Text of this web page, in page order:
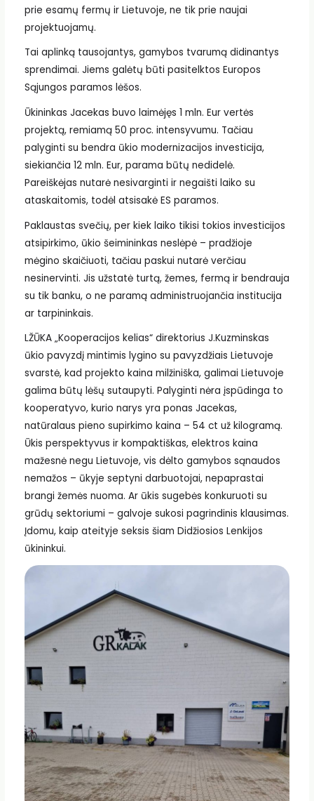
prie esamų fermų ir Lietuvoje, ne tik prie naujai
projektuojamų.
Tai aplinką tausojantys, gamybos tvarumą didinantys
sprendimai. Jiems galėtų būti pasitelktos Europos
Sąjungos paramos lėšos.
Ūkininkas Jacekas buvo laimėjęs 1 mln. Eur vertės
projektą, remiamą 50 proc. intensyvumu. Tačiau
palyginti su bendra ūkio modernizacijos investicija,
siekiančia 12 mln. Eur, parama būtų nedidelė.
Pareiškėjas nutarė nesivarginti ir negaišti laiko su
ataskaitomis, todėl atsisakė ES paramos.
Paklaustas svečių, per kiek laiko tikisi tokios investicijos
atsipirkimo, ūkio šeimininkas neslėpė – pradžioje
mėgino skaičiuoti, tačiau paskui nutarė verčiau
nesinervinti. Jis užstatė turtą, žemes, fermą ir bendrauja
su tik banku, o ne paramą administruojančia institucija
ar tarpininkais.
LŽŪKA „Kooperacijos kelias“ direktorius J.Kuzminskas
ūkio pavyzdį mintimis lygino su pavyzdžiais Lietuvoje
svarstė, kad projekto kaina milžiniška, galimai Lietuvoje
galima būtų lėšų sutaupyti. Palyginti nėra įspūdinga to
kooperatyvo, kurio narys yra ponas Jacekas,
natūralaus pieno supirkimo kaina – 54 ct už kilogramą.
Ūkis perspektyvus ir kompaktiškas, elektros kaina
mažesnė negu Lietuvoje, vis dėlto gamybos sąnaudos
nemažos – ūkyje septyni darbuotojai, nepaprastai
brangi žemės nuoma. Ar ūkis sugebės konkuruoti su
grūdų sektoriumi – galvoje sukosi pagrindinis klausimas.
Įdomu, kaip ateityje seksis šiam Didžiosios Lenkijos
ūkininkui.